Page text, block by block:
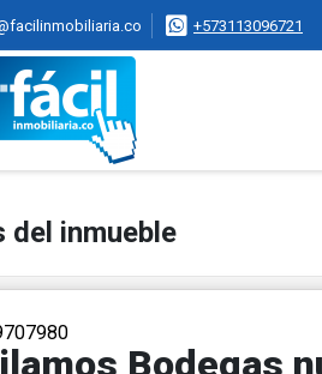
+573113096721
del inmueble
Bodegas